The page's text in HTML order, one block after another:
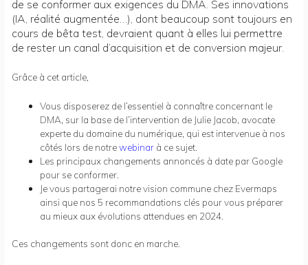
de se conformer aux exigences du DMA. Ses innovations
(IA, réalité augmentée…), dont beaucoup sont toujours en
cours de bêta test, devraient quant à elles lui permettre
de rester un canal d’acquisition et de conversion majeur.
Grâce à cet article,
Vous disposerez de l’essentiel à connaître concernant le
DMA, sur la base de l’intervention de Julie Jacob, avocate
experte du domaine du numérique, qui est intervenue à nos
côtés lors de notrewebinar à ce sujet.
Les principaux changements annoncés à date par Google
pour se conformer.
Je vous partagerai notre vision commune chez Evermaps
ainsi que nos 5 recommandations clés pour vous préparer
au mieux aux évolutions attendues en 2024.
Ces changements sont donc en marche.